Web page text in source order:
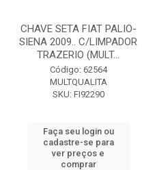
CHAVE SETA FIAT PALIO-
SIENA 2009.. C/LIMPADOR
TRAZERIO (MULT...
Código: 62564
MULTQUALITA
SKU: FI92290
Faça seu login ou
cadastre-se para
ver preços e
comprar